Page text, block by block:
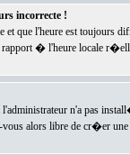
incorrecte !
et que l'heure est
� l'heure locale
n'a pas
vous alors libre de cr�er